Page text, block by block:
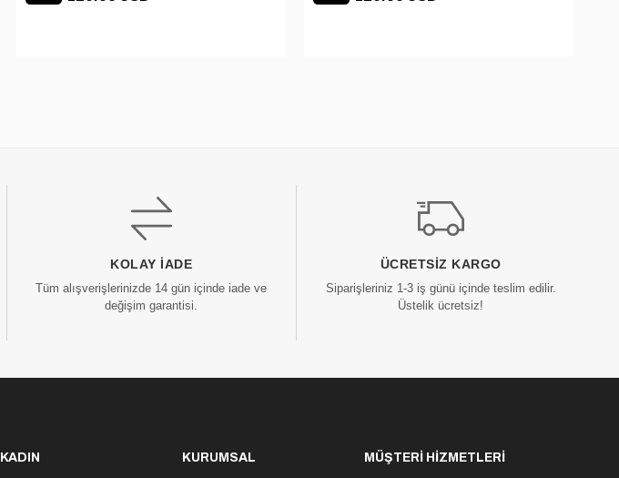
KOLAY İADE
Tüm alışverişlerinizde 14 gün içinde iade ve
değişim garantisi.
ÜCRETSIZ KARGO
Siparişleriniz 1-3 iş günü içinde teslim edilir.
Üstelik ücretsiz!
KADIN KURUMSAL MÜŞTERİ HİZMETLERİ